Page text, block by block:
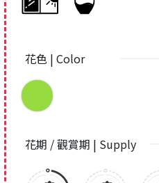
花色 | Color
花期 / 觀賞期 | Supply